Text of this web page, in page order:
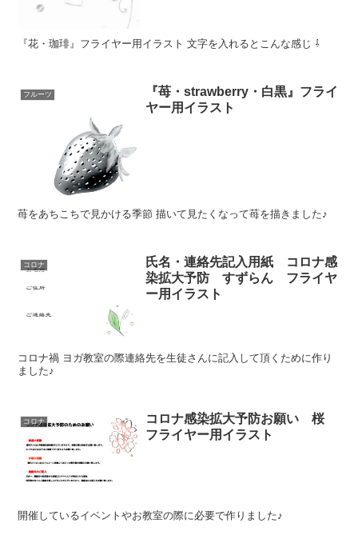
『花・珈琲』フライヤー用イラスト 文字を入れるとこんな感じ ⇩
フルーツ
『苺・strawberry・白黒』フライ
ヤー用イラスト
苺をあちこちで見かける季節 描いて見たくなって苺を描きました♪
コロナ
氏名・連絡先記入用紙 コロナ感
染拡大予防 すずらん フライヤ
ー用イラスト
コロナ禍 ヨガ教室の際連絡先を生徒さんに記入して頂くために作り
ました♪
コロナ
コロナ感染拡大予防お願い 桜
フライヤー用イラスト
開催しているイベントやお教室の際に必要で作りました♪